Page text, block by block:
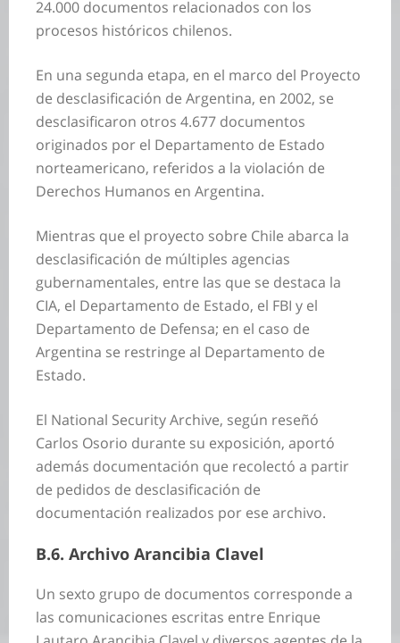
24.000 documentos relacionados con los
procesos históricos chilenos.
En una segunda etapa, en el marco del Proyecto
de desclasificación de Argentina, en 2002, se
desclasificaron otros 4.677 documentos
originados por el Departamento de Estado
norteamericano, referidos a la violación de
Derechos Humanos en Argentina.
Mientras que el proyecto sobre Chile abarca la
desclasificación de múltiples agencias
gubernamentales, entre las que se destaca la
CIA, el Departamento de Estado, el FBI y el
Departamento de Defensa; en el caso de
Argentina se restringe al Departamento de
Estado.
El National Security Archive, según reseñó
Carlos Osorio durante su exposición, aportó
además documentación que recolectó a partir
de pedidos de desclasificación de
documentación realizados por ese archivo.
B.6. Archivo Arancibia Clavel
Un sexto grupo de documentos corresponde a
las comunicaciones escritas entre Enrique